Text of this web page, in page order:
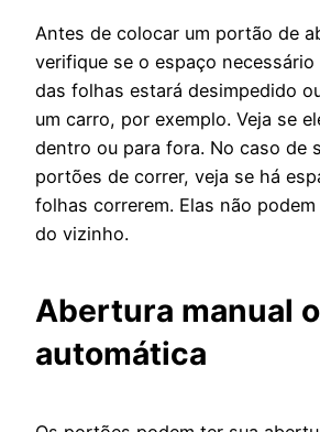
Antes de colocar um portão de
verifique se o espaço necessário
das folhas estará desimpedido
um carro, por exemplo. Veja se
dentro ou para fora. No caso de
portões de correr, veja se há
folhas correrem. Elas não
do vizinho.
Abertura manual
automática